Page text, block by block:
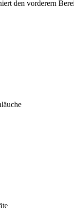
den vorderern